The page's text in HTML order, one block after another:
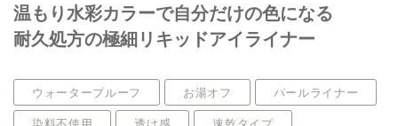
温もり水彩カラーで自分だけの色になる
耐久処方の極細リキッドアイライナー
ウォータープルーフ お湯オフ パールライナー
染料不使用 透け感 速乾タイプ